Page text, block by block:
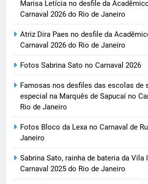
Marisa Letícia no desfile da
Carnaval 2026 do Rio de Janeiro
Atriz Dira Paes no desfile da
Carnaval 2026 do Rio de Janeiro
Fotos Sabrina Sato no Carnaval 2026
Famosas nos desfiles das escolas de
especial na Marquês de Sapucaí no
Rio de Janeiro
Fotos Bloco da Lexa no Carnaval de
Janeiro
Sabrina Sato, rainha de bateria da Vila
Carnaval 2025 do Rio de Janeiro